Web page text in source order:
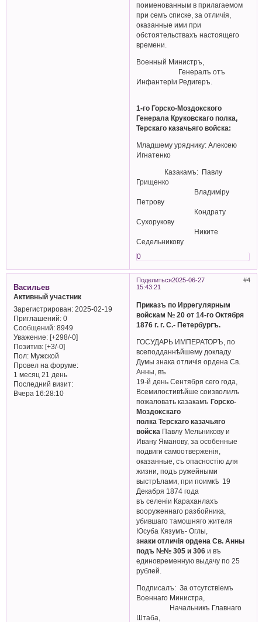
поименованным в прилагаемом
при семъ списке, за отличiя,
оказанные ими при
обстоятельствахъ настоящего
времени.
Военный Министръ,
Генералъ отъ
Инфантерiи Редигеръ.
1-го Горско-Моздокского
Генерала Круковскаго полка,
Терскаго казачьяго войска:
Младшему уряднику: Алексею
Игнатенко
Казакамъ: Павлу
Грищенко
Владимiру
Петрову
Кондрату
Сухорукову
Никите
Седельникову
0
Поделиться 4
2025-06-27
15:43:21
Васильев
Активный участник
Зарегистрирован: 2025-02-19
Приглашений:0
Сообщений:8949
Уважение: [+298/-0]
Позитив: [+3/-0]
Пол:Мужской
Провел на форуме:
1 месяц 21 день
Последний визит:
Вчера 16:28:10
Приказъ по Иррегулярным
войскам № 20 от 14-го Октября
1876 г. г. С.- Петербургъ.
ГОСУДАРЬ ИМПЕРАТОРЪ, по
всеподданнѣйшему докладу
Думы знака отличія ордена Св.
Анны, въ
19-й день Сентября сего года,
Всемилостивѣйше соизволилъ
пожаловать казакамъГорско-
Моздокскаго
полка Терскаго казачьяго
войска Павлу Мельникову и
Ивану Яманову, за особенные
подвиги самоотверженія,
оказанные, съ опасностію для
жизни, подъ ружейными
выстрѣлами, при поимкѣ 19
Декабря 1874 года
въ селеніи Караханлахъ
вооруженнаго разбойника,
убившаго тамошняго жителя
Юсуба Кязумъ- Оглы,
знаки отличія ордена Св. Анны
подъ №№ 305 и 306 и въ
единовременную выдачу по 25
рублей.
Подписалъ: За отсутствiемъ
Военнаго Министра,
Начальникъ Главнаго
Штаба,